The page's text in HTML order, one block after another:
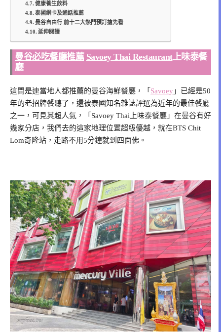
健康養生飲料
泰國網卡及通話推薦
曼谷自由行 前十二大熱門預訂搶先看
延伸閱讀
曼谷必吃餐廳推薦 Savoey Thai Restaurant上味泰餐
廳
這間是連當地人都推薦的曼谷海鮮餐廳，「 Savoey 」已經是50
年的老招牌餐聽了，還被泰國知名雜誌評選為近年的最佳餐廳
之一，可見其超人氣，「Savoey Thai上味泰餐廳」在曼谷有好
幾家分店，我們去的這家地理位置超級優越，就在BTS Chit
Lom奇隆站，走路不用5分鐘就到四面佛。